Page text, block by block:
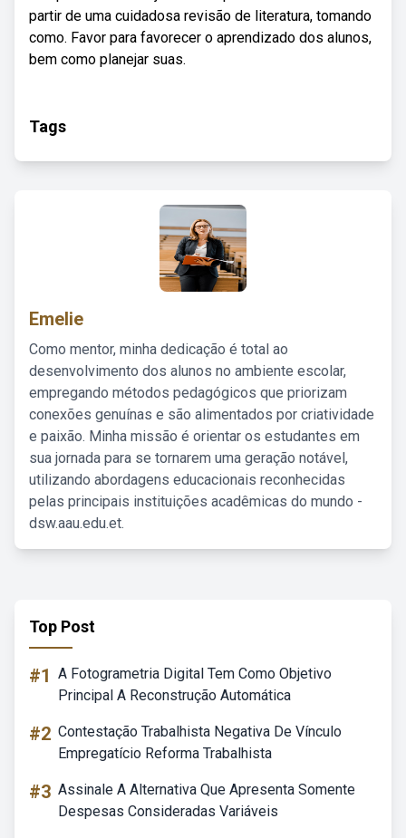
partir de uma cuidadosa revisão de literatura, tomando
como. Favor para favorecer o aprendizado dos alunos,
bem como planejar suas.
Tags
Emelie
Como mentor, minha dedicação é total ao
desenvolvimento dos alunos no ambiente escolar,
empregando métodos pedagógicos que priorizam
conexões genuínas e são alimentados por criatividade
e paixão. Minha missão é orientar os estudantes em
sua jornada para se tornarem uma geração notável,
utilizando abordagens educacionais reconhecidas
pelas principais instituições acadêmicas do mundo -
dsw.aau.edu.et.
Top Post
#1 A Fotogrametria Digital Tem Como Objetivo
Principal A Reconstrução Automática
#2 Contestação Trabalhista Negativa De Vínculo
Empregatício Reforma Trabalhista
#3 Assinale A Alternativa Que Apresenta Somente
Despesas Consideradas Variáveis